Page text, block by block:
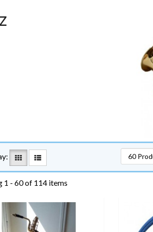
1 - 60 of 114 items